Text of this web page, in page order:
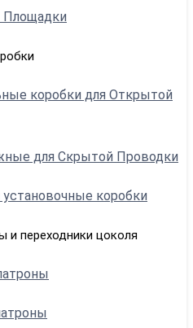
коробки для Открытой
для Скрытой Проводки
коробки
и переходники цоколя